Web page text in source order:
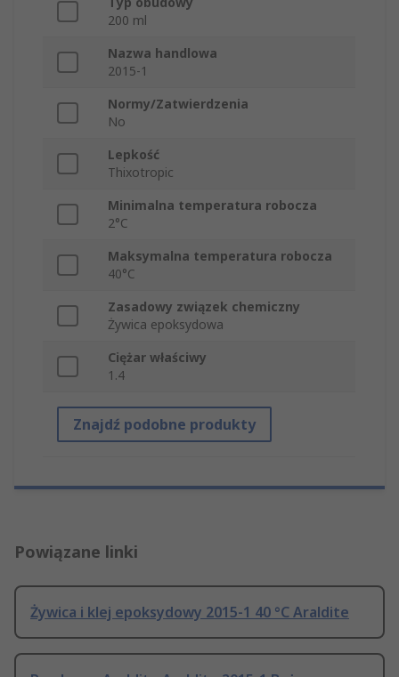
200 ml
Nazwa handlowa
2015-1
Normy/Zatwierdzenia
No
Lepkość
Thixotropic
Minimalna temperatura robocza
2°C
Maksymalna temperatura robocza
40°C
Zasadowy związek chemiczny
Żywica epoksydowa
Ciężar właściwy
1.4
Znajdź podobne produkty
Powiązane linki
Żywica i klej epoksydowy 2015-1 40 °C Araldite